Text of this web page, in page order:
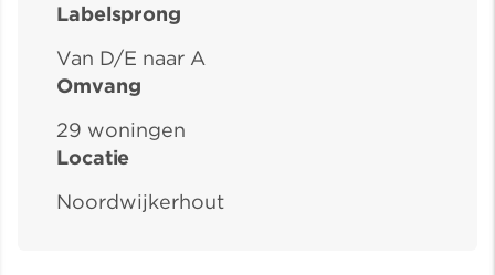
Labelsprong
Van D/E naar A
Omvang
29 woningen
Locatie
Noordwijkerhout